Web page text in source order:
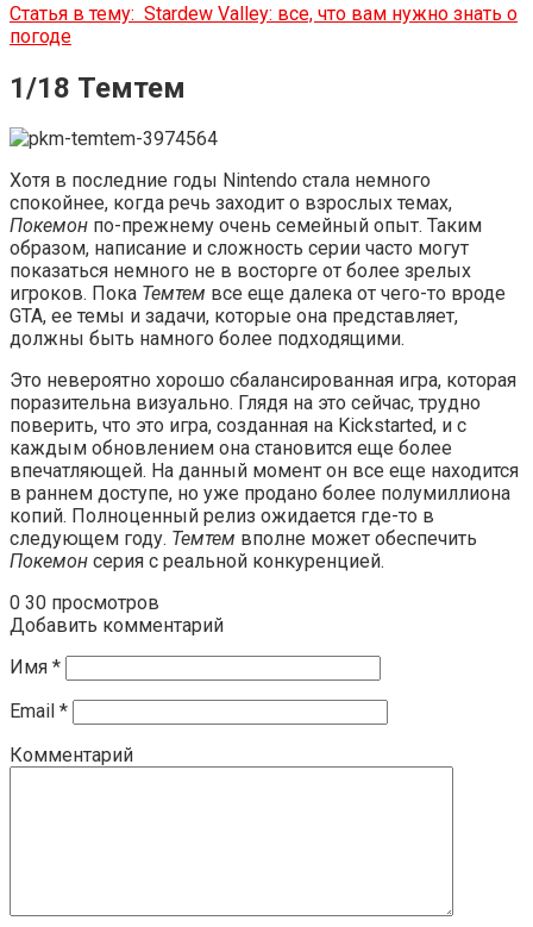
Статья в тему: Stardew Valley: все, что вам нужно знать о
погоде
1/18 Темтем
Хотя в последние годы Nintendo стала немного
спокойнее, когда речь заходит о взрослых темах,
Покемон по-прежнему очень семейный опыт. Таким
образом, написание и сложность серии часто могут
показаться немного не в восторге от более зрелых
игроков. Пока Темтем все еще далека от чего-то вроде
GTA, ее темы и задачи, которые она представляет,
должны быть намного более подходящими.
Это невероятно хорошо сбалансированная игра, которая
поразительна визуально. Глядя на это сейчас, трудно
поверить, что это игра, созданная на Kickstarted, и с
каждым обновлением она становится еще более
впечатляющей. На данный момент он все еще находится
в раннем доступе, но уже продано более полумиллиона
копий. Полноценный релиз ожидается где-то в
следующем году. Темтем вполне может обеспечить
Покемон серия с реальной конкуренцией.
0 30 просмотров
Добавить комментарий
Имя *
Email *
Комментарий